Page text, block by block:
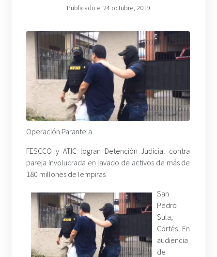
Publicado el 24 octubre, 2019
Operación Parantela
FESCCO y ATIC logran Detención Judicial contra
pareja involucrada en lavado de activos de más de
180 millones de lempiras
San
Pedro
Sula,
Cortés. En
audiencia
de